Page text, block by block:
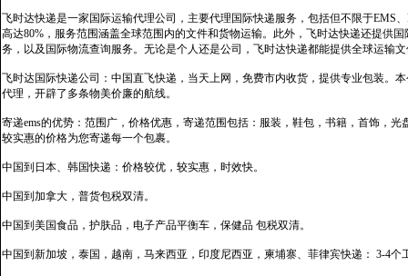
飞时达快递是一家国际运输代理公司，主要代理国际快递服务，包括但不限于EMS
高达80%，服务范围涵盖全球范围内的文件和货物运输。此外，飞时达快递还提供
务，以及国际物流查询服务。无论是个人还是公司，飞时达快递都能提供全球运输
飞时达国际快递公司：中国直飞快递，当天上网，免费市内收货，提供专业包装。
代理，开辟了多条物美价廉的航线。
寄递ems的优势：范围广，价格优惠，寄递范围包括：服装，鞋包，书籍，首饰，
较实惠的价格为您寄递每一个包裹。
中国到日本、韩国快递：价格较优，较实惠，时效快。
中国到加拿大，普货包税双清。
中国到美国食品，护肤品，电子产品平衡车，保健品 包税双清。
中国到新加坡，泰国，越南，马来西亚，印度尼西亚，柬埔寨、菲律宾快递： 3-4个